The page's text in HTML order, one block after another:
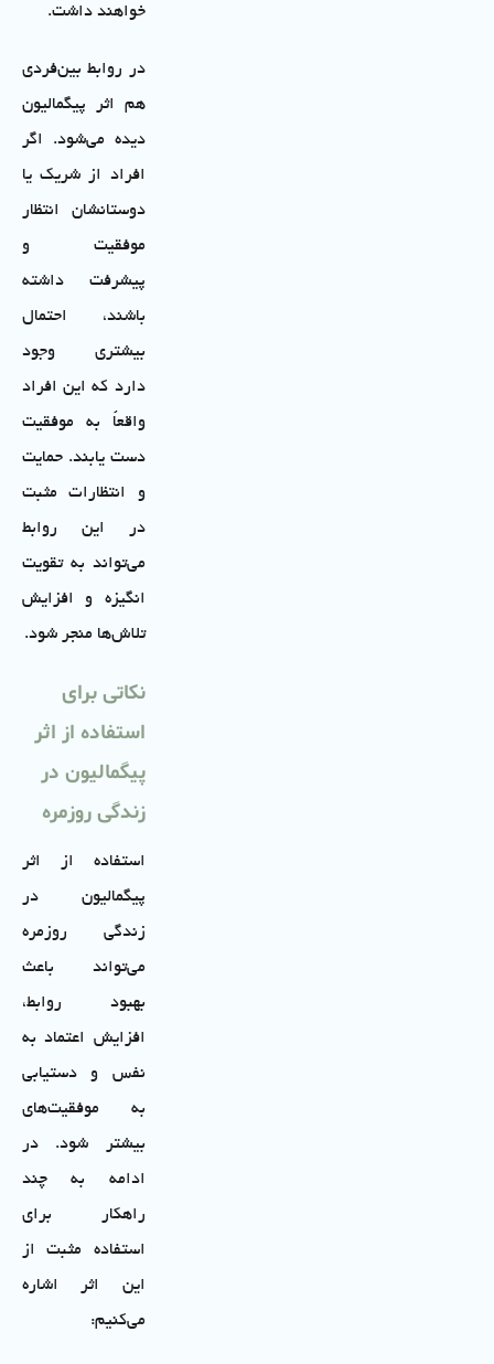
خواهند داشت.
در روابط بین‌فردی
هم اثر پیگمالیون
دیده می‌شود. اگر
افراد از شریک یا
دوستانشان انتظار
موفقیت و
پیشرفت داشته
باشند، احتمال
بیشتری وجود
دارد که این افراد
واقعاً به موفقیت
دست یابند. حمایت
و انتظارات مثبت
در این روابط
می‌تواند به تقویت
انگیزه و افزایش
تلاش‌ها منجر شود.
نکاتی برای
استفاده از اثر
پیگمالیون در
زندگی روزمره
استفاده از اثر
پیگمالیون در
زندگی روزمره
می‌تواند باعث
بهبود روابط،
افزایش اعتماد به
نفس و دستیابی
به موفقیت‌های
بیشتر شود. در
ادامه به چند
راهکار برای
استفاده مثبت از
این اثر اشاره
می‌کنیم: